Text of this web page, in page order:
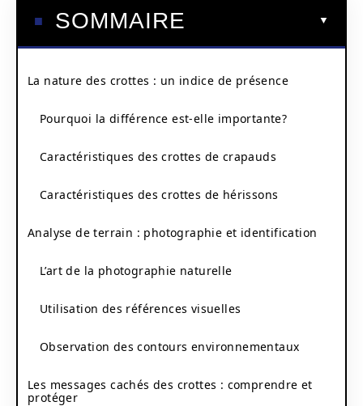
SOMMAIRE
La nature des crottes : un indice de présence
Pourquoi la différence est-elle importante?
Caractéristiques des crottes de crapauds
Caractéristiques des crottes de hérissons
Analyse de terrain : photographie et identification
L’art de la photographie naturelle
Utilisation des références visuelles
Observation des contours environnementaux
Les messages cachés des crottes : comprendre et
protéger